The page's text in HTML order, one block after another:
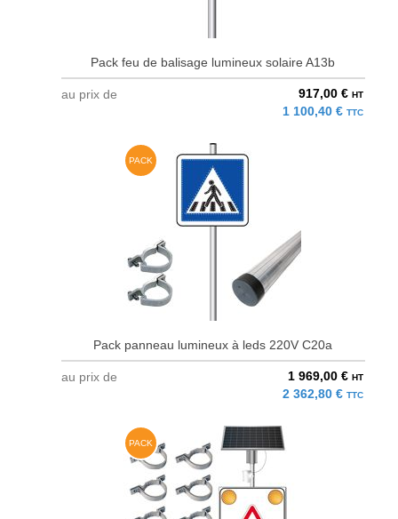
Pack feu de balisage lumineux solaire A13b
au prix de 917,00 € HT
1 100,40 € TTC
PACK
Pack panneau lumineux à leds 220V C20a
au prix de 1 969,00 € HT
2 362,80 € TTC
PACK